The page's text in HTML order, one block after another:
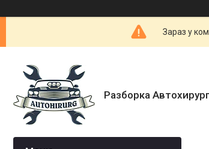
Зараз у
Разборка Автохирург